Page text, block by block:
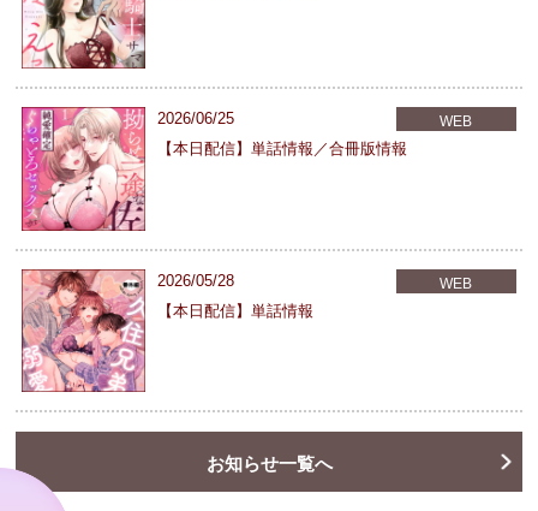
WEB
2026/06/25
【本日配信】単話情報／合冊版情報
WEB
2026/05/28
【本日配信】単話情報
お知らせ一覧へ